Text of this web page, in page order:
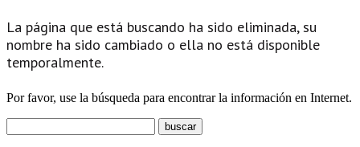
La página que está buscando ha sido eliminada, su
nombre ha sido cambiado o ella no está disponible
temporalmente.
Por favor, use la búsqueda para encontrar la información en Internet.